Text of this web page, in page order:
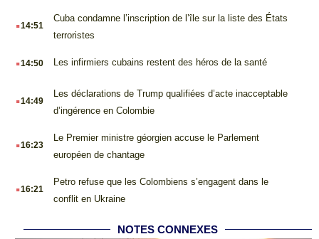
.14:51
Cuba condamne l’inscription de l’île sur la liste des États
terroristes
.14:50 Les infirmiers cubains restent des héros de la santé
.14:49
Les déclarations de Trump qualifiées d’acte inacceptable
d’ingérence en Colombie
.16:23
Le Premier ministre géorgien accuse le Parlement
européen de chantage
.16:21
Petro refuse que les Colombiens s’engagent dans le
conflit en Ukraine
NOTES CONNEXES